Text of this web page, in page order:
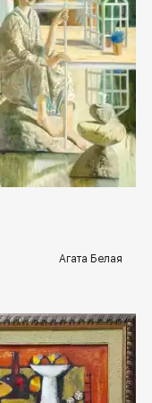
spb.rakovgallery.ru
Агата Белая